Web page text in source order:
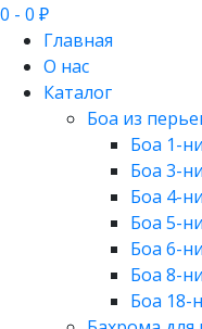
0 - 0 ₽
Главная
О нас
Каталог
Боа из
Боа 1-
Боа 3-
Боа 4-
Боа 5-
Боа 6-
Боа 8-
Боа 18-